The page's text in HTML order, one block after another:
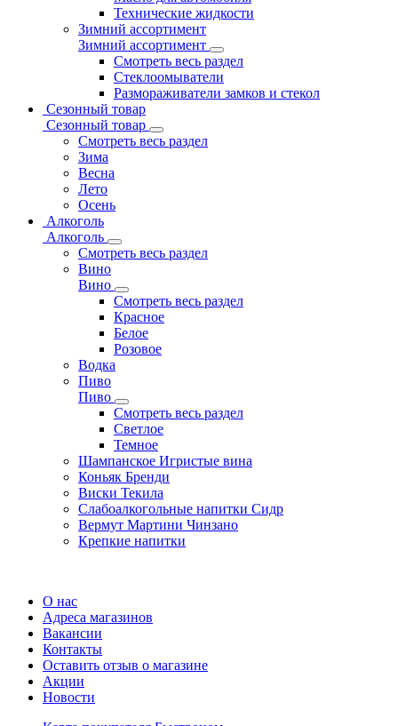
Технические жидкости
Зимний ассортимент
Зимний ассортимент
Смотреть весь раздел
Стеклоомыватели
Размораживатели замков и стекол
Сезонный товар
Сезонный товар
Смотреть весь раздел
Зима
Весна
Лето
Осень
Алкоголь
Алкоголь
Смотреть весь раздел
Вино
Вино
Смотреть весь раздел
Красное
Белое
Розовое
Водка
Пиво
Пиво
Смотреть весь раздел
Cветлое
Темное
Шампанское Игристые вина
Коньяк Бренди
Виски Текила
Слабоалкогольные напитки Сидр
Вермут Мартини Чинзано
Крепкие напитки
О нас
Адреса магазинов
Вакансии
Контакты
Оставить отзыв о магазине
Акции
Новости